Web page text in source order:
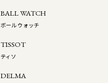
BALL WATCH
ボール ウォッチ
TISSOT
ティソ
DELMA